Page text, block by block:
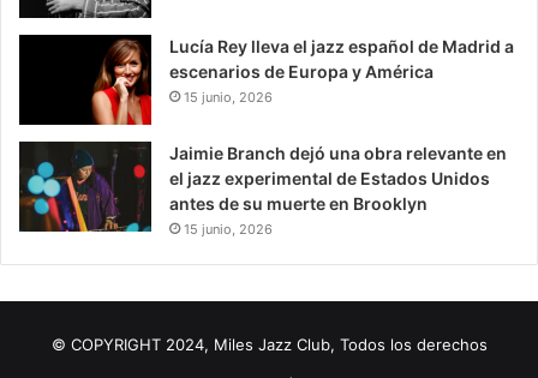
Lucía Rey lleva el jazz español de Madrid a
escenarios de Europa y América
15 junio, 2026
Jaimie Branch dejó una obra relevante en
el jazz experimental de Estados Unidos
antes de su muerte en Brooklyn
15 junio, 2026
© COPYRIGHT 2024, Miles Jazz Club, Todos los derechos